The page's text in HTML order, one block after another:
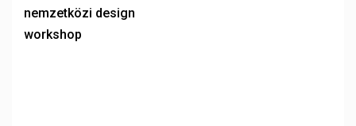
nemzetközi design
workshop